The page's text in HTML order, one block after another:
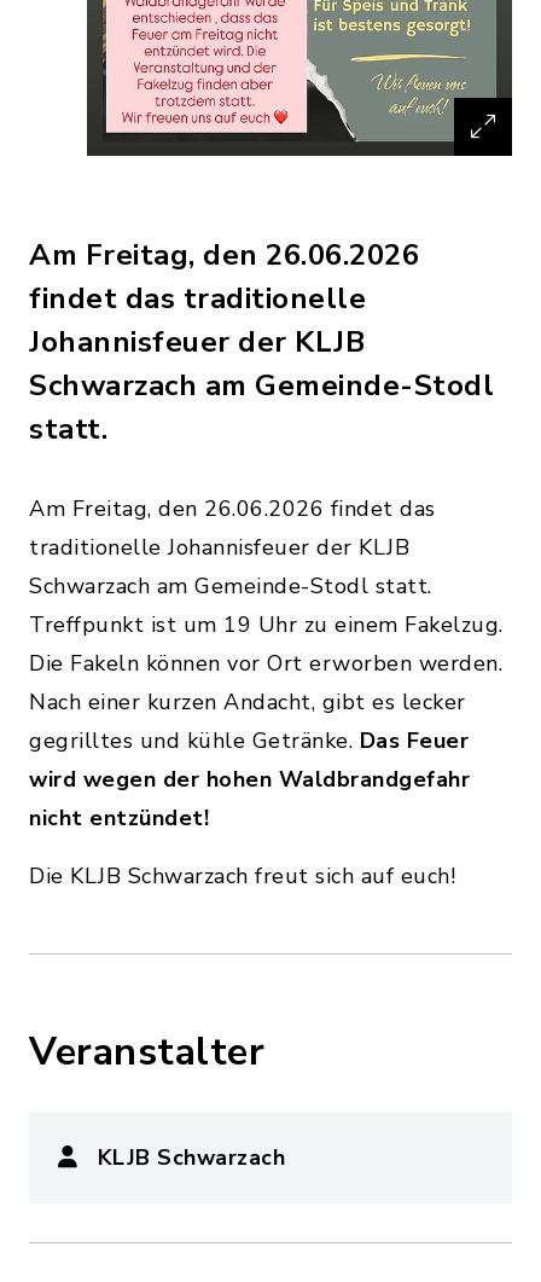
Am Freitag, den 26.06.2026
findet das traditionelle
Johannisfeuer der KLJB
Schwarzach am Gemeinde-Stodl
statt.
Am Freitag, den 26.06.2026 findet das
traditionelle Johannisfeuer der KLJB
Schwarzach am Gemeinde-Stodl statt.
Treffpunkt ist um 19 Uhr zu einem Fakelzug.
Die Fakeln können vor Ort erworben werden.
Nach einer kurzen Andacht, gibt es lecker
gegrilltes und kühle Getränke. Das Feuer
wird wegen der hohen Waldbrandgefahr
nicht entzündet!
Die KLJB Schwarzach freut sich auf euch!
Veranstalter
KLJB Schwarzach